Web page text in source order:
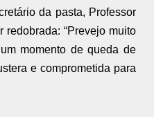
da pasta, Professor
“Prevejo muito
momento de queda de
e comprometida para